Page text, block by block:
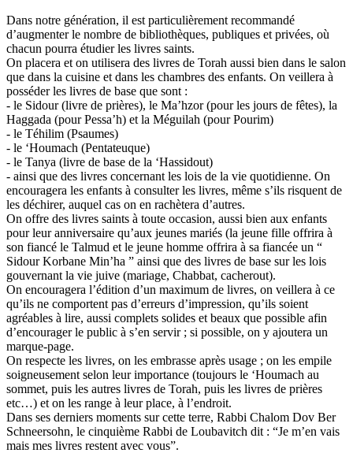
Dans notre génération, il est particulièrement recommandé
d’augmenter le nombre de bibliothèques, publiques et privées, où
chacun pourra étudier les livres saints.
On placera et on utilisera des livres de Torah aussi bien dans le salon
que dans la cuisine et dans les chambres des enfants. On veillera à
posséder les livres de base que sont :
- le Sidour (livre de prières), le Ma’hzor (pour les jours de fêtes), la
Haggada (pour Pessa’h) et la Méguilah (pour Pourim)
- le Téhilim (Psaumes)
- le ‘Houmach (Pentateuque)
- le Tanya (livre de base de la ‘Hassidout)
- ainsi que des livres concernant les lois de la vie quotidienne. On
encouragera les enfants à consulter les livres, même s’ils risquent de
les déchirer, auquel cas on en rachètera d’autres.
On offre des livres saints à toute occasion, aussi bien aux enfants
pour leur anniversaire qu’aux jeunes mariés (la jeune fille offrira à
son fiancé le Talmud et le jeune homme offrira à sa fiancée un “
Sidour Korbane Min’ha ” ainsi que des livres de base sur les lois
gouvernant la vie juive (mariage, Chabbat, cacherout).
On encouragera l’édition d’un maximum de livres, on veillera à ce
qu’ils ne comportent pas d’erreurs d’impression, qu’ils soient
agréables à lire, aussi complets solides et beaux que possible afin
d’encourager le public à s’en servir ; si possible, on y ajoutera un
marque-page.
On respecte les livres, on les embrasse après usage ; on les empile
soigneusement selon leur importance (toujours le ‘Houmach au
sommet, puis les autres livres de Torah, puis les livres de prières
etc…) et on les range à leur place, à l’endroit.
Dans ses derniers moments sur cette terre, Rabbi Chalom Dov Ber
Schneersohn, le cinquième Rabbi de Loubavitch dit : “Je m’en vais
mais mes livres restent avec vous”.